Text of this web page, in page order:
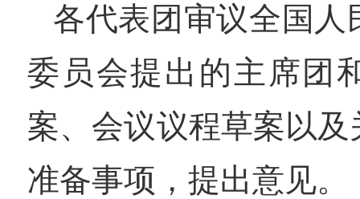
各代表团审议全国人
委员会提出的主席团
案、会议议程草案以
准备事项，提出意见。